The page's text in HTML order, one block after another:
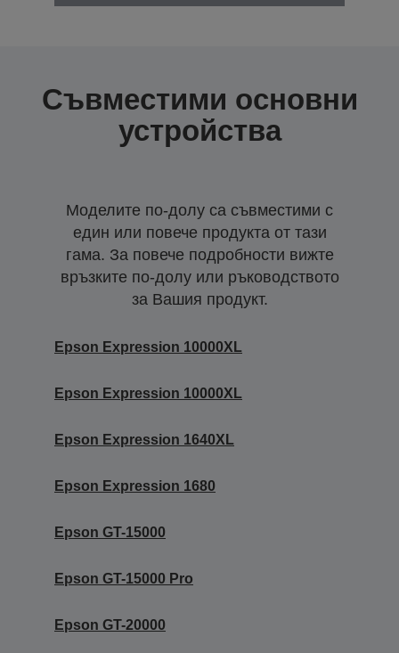
Съвместими основни
устройства
Моделите по-долу са съвместими с
един или повече продукта от тази
гама. За повече подробности вижте
връзките по-долу или ръководството
за Вашия продукт.
Epson Expression 10000XL
Epson Expression 10000XL
Epson Expression 1640XL
Epson Expression 1680
Epson GT-15000
Epson GT-15000 Pro
Epson GT-20000